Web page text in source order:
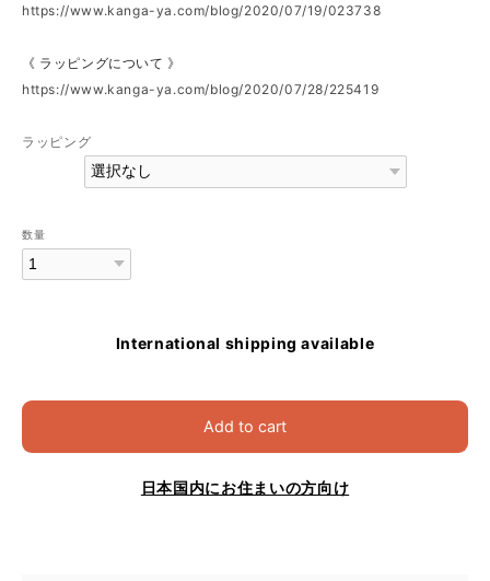
https://www.kanga-ya.com/blog/2020/07/19/023738
《 ラッピングについて 》
https://www.kanga-ya.com/blog/2020/07/28/225419
ラッピング
数量
International shipping available
Add to cart
日本国内にお住まいの方向け